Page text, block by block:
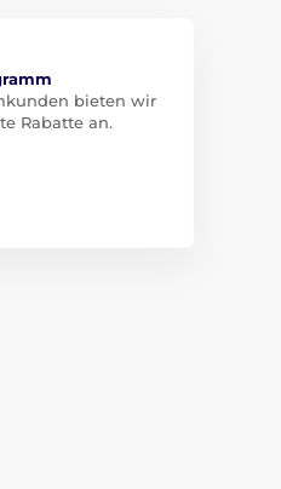
bieten wir
Rabatte an.